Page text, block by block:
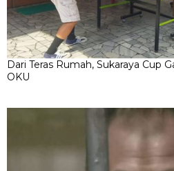
Dari Teras Rumah, Sukaraya Cup
OKU